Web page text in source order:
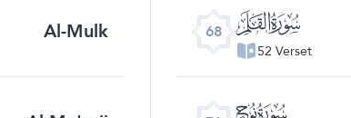
Al-Mulk 68 ﯱ
52 Verset